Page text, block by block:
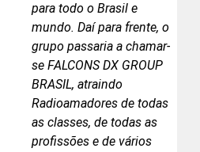
para todo o Brasil e
mundo. Daí para frente, o
grupo passaria a chamar-
se FALCONS DX GROUP
BRASIL, atraindo
Radioamadores de todas
as classes, de todas as
profissões e de vários